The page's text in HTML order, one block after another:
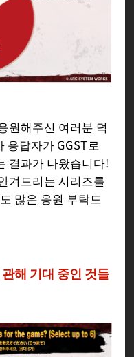
원해주신 여러분 덕
응답자가 GGST로
결과가 나왔습니다!
겨드리는 시리즈를
많은 응원 부탁드
해 기대 중인 것들